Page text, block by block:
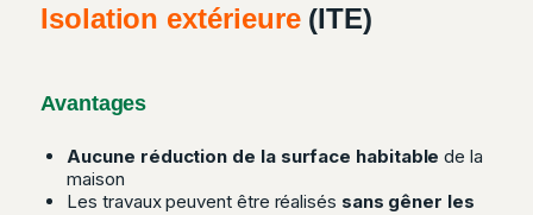
Isolation extérieure(ITE)
Avantages
Aucune réduction de la surface habitable de la
maison
Les travaux peuvent être réalisés sans gêner les